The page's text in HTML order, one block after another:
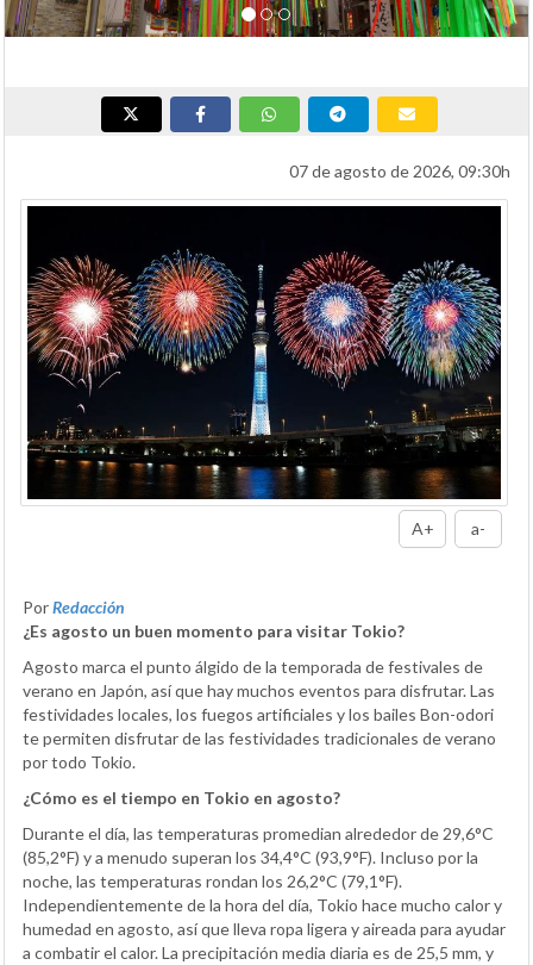
07 de agosto de 2026, 09:30h
A+ a-
PorRedacción
¿Es agosto un buen momento para visitar Tokio?
Agosto marca el punto álgido de la temporada de festivales de
verano en Japón, así que hay muchos eventos para disfrutar. Las
festividades locales, los fuegos artificiales y los bailes Bon-odori
te permiten disfrutar de las festividades tradicionales de verano
por todo Tokio.
¿Cómo es el tiempo en Tokio en agosto?
Durante el día, las temperaturas promedian alrededor de 29,6°C
(85,2°F) y a menudo superan los 34,4°C (93,9°F). Incluso por la
noche, las temperaturas rondan los 26,2°C (79,1°F).
Independientemente de la hora del día, Tokio hace mucho calor y
humedad en agosto, así que lleva ropa ligera y aireada para ayudar
a combatir el calor. La precipitación media diaria es de 25,5 mm, y